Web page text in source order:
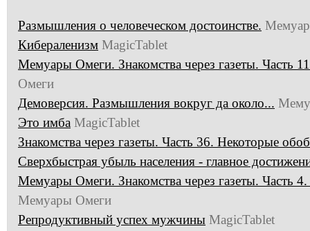
Размышления о человеческом достоинстве.
Кибераленизм MagicTablet
Мемуары Омеги. Знакомства через газеты. Часть
Омеги
Демоверсия. Размышления вокруг да около...
Это имба MagicTablet
Знакомства через газеты. Часть 36. Некоторые
Сверхбыстрая убыль населения - главное
Мемуары Омеги. Знакомства через газеты. Часть
Мемуары Омеги
Репродуктивный успех мужчины MagicTablet